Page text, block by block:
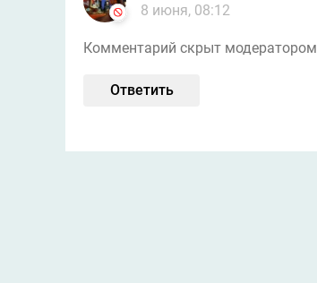
8 июня, 08:12
Комментарий скрыт модератором
Ответить